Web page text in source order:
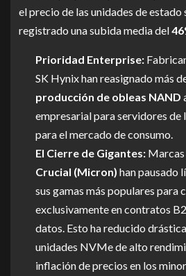
el precio de las unidades de estado
registrado una subida media del
Prioridad Enterprise:
SK Hynix han reasignado más
producción de obleas NAND
empresarial para servidores de
para el mercado de consumo.
El Cierre de Gigantes:
Crucial (Micron) han pausado
sus gamas más populares para
exclusivamente en contratos
datos. Esto ha reducido
unidades NVMe de alto
inflación de precios en los